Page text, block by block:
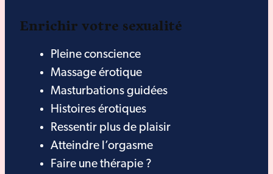
Enrichir votre sexualité
Pleine conscience
Massage érotique
Masturbations guidées
Histoires érotiques
Ressentir plus de plaisir
Atteindre l’orgasme
Faire une thérapie ?